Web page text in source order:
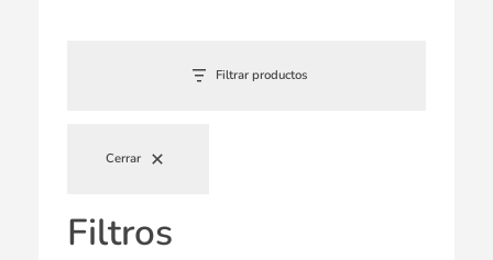
Filtrar productos
Cerrar
Filtros